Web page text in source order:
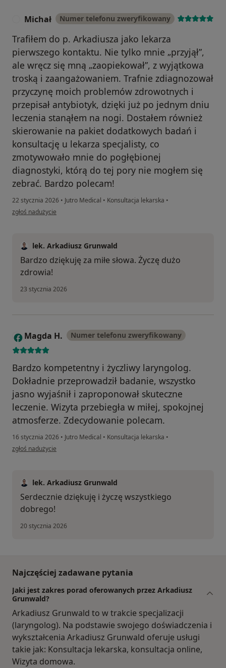
Michał Numer telefonu zweryfikowany
Trafiłem do p. Arkadiusza jako lekarza
pierwszego kontaktu. Nie tylko mnie „przyjął”,
ale wręcz się mną „zaopiekował”, z wyjątkowa
troską i zaangażowaniem. Trafnie zdiagnozował
przyczynę moich problemów zdrowotnych i
przepisał antybiotyk, dzięki już po jednym dniu
leczenia stanąłem na nogi. Dostałem również
skierowanie na pakiet dodatkowych badań i
konsultację u lekarza specjalisty, co
zmotywowało mnie do pogłębionej
diagnostyki, którą do tej pory nie mogłem się
zebrać. Bardzo polecam!
22 stycznia 2026 • Jutro Medical • Konsultacja lekarska •
w opinii użytkownika Michał
zgłoś nadużycie
lek. Arkadiusz Grunwald
Bardzo dziękuję za miłe słowa. Życzę dużo
zdrowia!
23 stycznia 2026
M Magda H. Numer telefonu zweryfikowany
Bardzo kompetentny i życzliwy laryngolog.
Dokładnie przeprowadził badanie, wszystko
jasno wyjaśnił i zaproponował skuteczne
leczenie. Wizyta przebiegła w miłej, spokojnej
atmosferze. Zdecydowanie polecam.
16 stycznia 2026 • Jutro Medical • Konsultacja lekarska •
w opinii użytkownika Magda H.
zgłoś nadużycie
lek. Arkadiusz Grunwald
Serdecznie dziękuję i życzę wszystkiego
dobrego!
20 stycznia 2026
Najczęściej zadawane pytania
Jaki jest zakres porad oferowanych przez Arkadiusz
Grunwald?
Arkadiusz Grunwald to w trakcie specjalizacji
(laryngolog). Na podstawie swojego doświadczenia i
wykształcenia Arkadiusz Grunwald oferuje usługi
takie jak: Konsultacja lekarska, konsultacja online,
Wizyta domowa.